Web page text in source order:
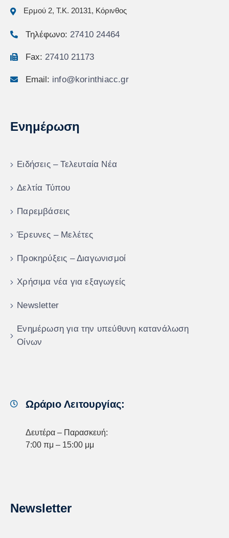
Ερμού 2, Τ.Κ. 20131, Κόρινθος
Τηλέφωνο: 27410 24464
Fax: 27410 21173
Email: info@korinthiacc.gr
Ενημέρωση
Ειδήσεις – Τελευταία Νέα
Δελτία Τύπου
Παρεμβάσεις
Έρευνες – Μελέτες
Προκηρύξεις – Διαγωνισμοί
Χρήσιμα νέα για εξαγωγείς
Newsletter
Ενημέρωση για την υπεύθυνη κατανάλωση
Οίνων
Ωράριο Λειτουργίας:
Δευτέρα – Παρασκευή:
7:00 πμ – 15:00 μμ
Newsletter